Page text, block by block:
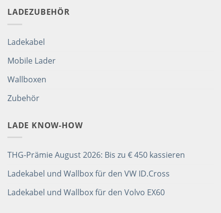
LADEZUBEHÖR
Ladekabel
Mobile Lader
Wallboxen
Zubehör
LADE KNOW-HOW
THG-Prämie August 2026: Bis zu € 450 kassieren
Ladekabel und Wallbox für den VW ID.Cross
Ladekabel und Wallbox für den Volvo EX60